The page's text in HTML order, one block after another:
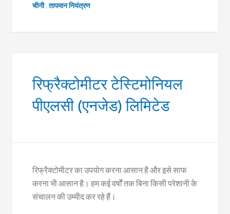
चीनी,तापमान नियंत्रण
रिफ्रैक्टोमीटर टेस्टिमोनियल
पीएलसी (एनजेड) लिमिटेड
रिफ्रैक्टोमीटर का उपयोग करना आसान है और इसे साफ
करना भी आसान है। हम कई वर्षों तक बिना किसी परेशानी के
संचालन की उम्मीद कर रहे हैं।